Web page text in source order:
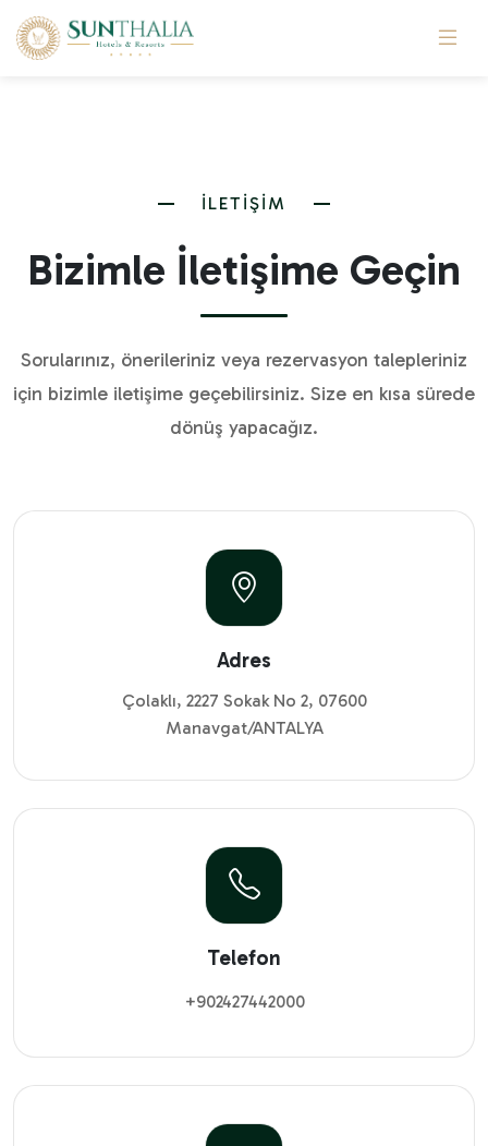
İLETİŞİM
Bizimle İletişime Geçin
Sorularınız, önerileriniz veya rezervasyon talepleriniz
için bizimle iletişime geçebilirsiniz. Size en kısa sürede
dönüş yapacağız.
Adres
Çolaklı, 2227 Sokak No 2, 07600
Manavgat/ANTALYA
Telefon
+902427442000